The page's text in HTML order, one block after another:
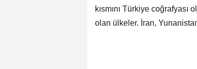
kısmını Türkiye coğrafyası
olan ülkeler. İran,